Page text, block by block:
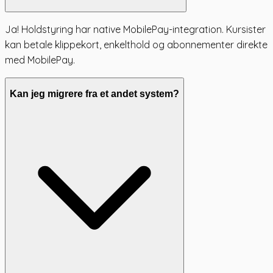
Ja! Holdstyring har native MobilePay-integration. Kursister
kan betale klippekort, enkelthold og abonnementer direkte
med MobilePay.
Kan jeg migrere fra et andet system?